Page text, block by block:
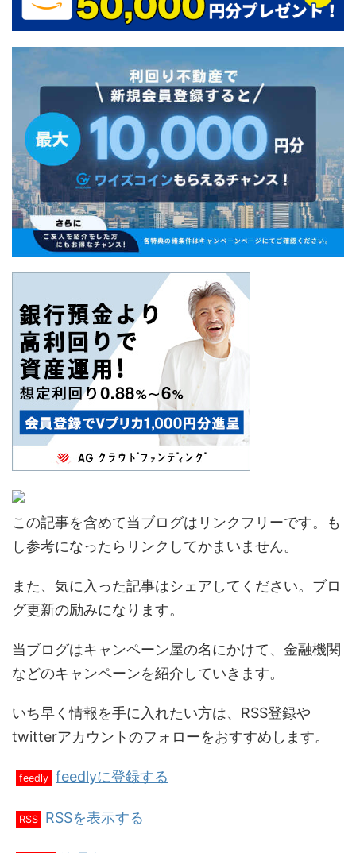
この記事を含めて当ブログはリンクフリーです。も
し参考になったらリンクしてかまいません。
また、気に入った記事はシェアしてください。ブロ
グ更新の励みになります。
当ブログはキャンペーン屋の名にかけて、金融機関
などのキャンペーンを紹介していきます。
いち早く情報を手に入れたい方は、RSS登録や
twitterアカウントのフォローをおすすめします。
feedly feedlyに登録する
RSS RSSを表示する